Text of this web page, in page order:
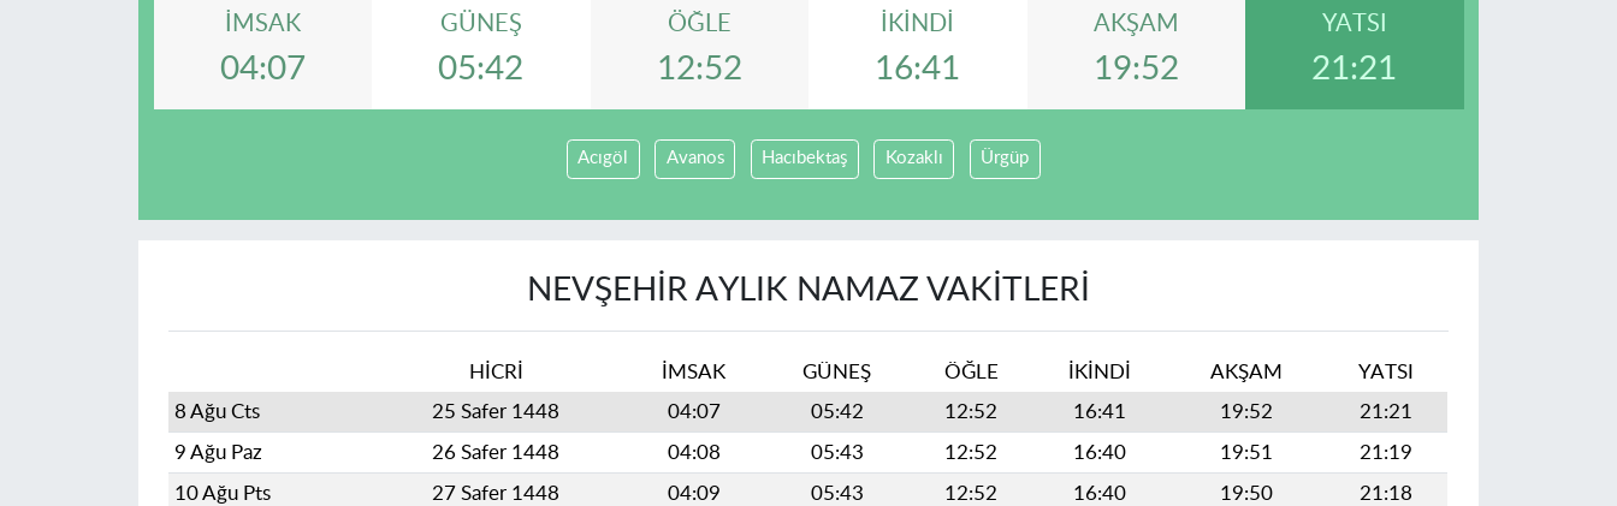
İMSAK
04:07
GÜNEŞ
05:42
ÖĞLE
12:52
İKINDI
16:41
AKŞAM
19:52
YATSI
21:21
Acıgöl Avanos Hacıbektaş Kozaklı Ürgüp
NEVŞEHIR AYLIK NAMAZ VAKITLERI
HİCRİ İMSAK GÜNEŞ ÖĞLE İKINDI AKŞAM
YATSI
8 Ağu Cts
25 Safer 1448 04:07 05:42 12:52 16:41 19:52
21:21
9 Ağu Paz
26 Safer 1448 04:08 05:43 12:52 16:40 19:51
21:19
10 Ağu Pts
27 Safer 1448 04:09 05:43 12:52 16:40 19:50 21:18